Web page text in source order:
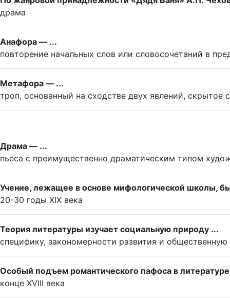
драма
Анафора — ...
повторение начальных слов или словосочетаний в
Метафора — ...
троп, основанный на сходстве двух явлений, скрытое
Драма — ...
пьеса с преимущественно драматическим типом
Учение, лежащее в основе мифологической школы,
20-30 годы XIX века
Теория литературы изучает социальную природу ...
специфику, закономерности развития и
Особый подъем романтического пафоса в
конце XVIII века